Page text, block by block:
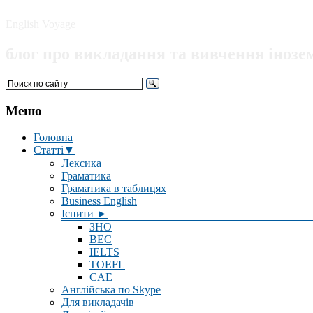
Меню
Головна
Статті▼
Лексика
Граматика
Граматика в таблицях
Business English
Іспити ►
ЗНО
BEC
IELTS
TOEFL
CAE
Англійська по Skype
Для викладачів